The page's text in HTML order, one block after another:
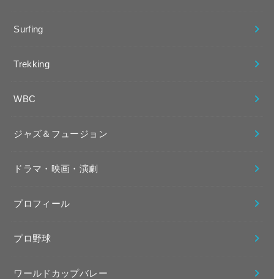
Surfing
Trekking
WBC
ジャズ＆フュージョン
ドラマ・映画・演劇
プロフィール
プロ野球
ワールドカップバレー